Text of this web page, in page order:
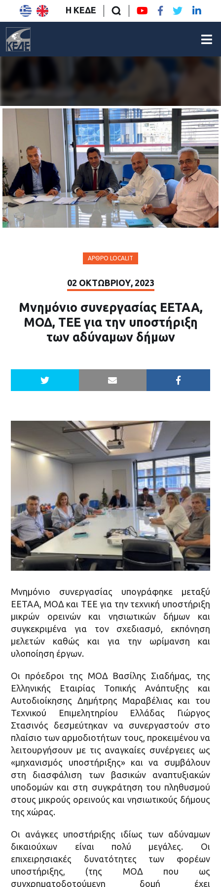
Η ΚΕΔΕ
ΆΡΘΡΟ LOCALIT
02 ΟΚΤΩΒΡΊΟΥ, 2023
Μνημόνιο συνεργασίας ΕΕΤΑΑ,
ΜΟΔ, ΤΕΕ για την υποστήριξη
των αδύναμων δήμων
Μνημόνιο συνεργασίας υπογράφηκε μεταξύ
ΕΕΤΑΑ, ΜΟΔ και ΤΕΕ για την τεχνική υποστήριξη
μικρών ορεινών και νησιωτικών δήμων και
συγκεκριμένα για τον σχεδιασμό, εκπόνηση
μελετών καθώς και για την ωρίμανση και
υλοποίηση έργων.
Οι πρόεδροι της ΜΟΔ Βασίλης Σιαδήμας, της
Ελληνικής Εταιρίας Τοπικής Ανάπτυξης και
Αυτοδιοίκησης Δημήτρης Μαραβέλιας και του
Τεχνικού Επιμελητηρίου Ελλάδας Γιώργος
Στασινός δεσμεύτηκαν να συνεργαστούν στο
πλαίσιο των αρμοδιοτήτων τους, προκειμένου να
λειτουργήσουν με τις αναγκαίες συνέργειες ως
«μηχανισμός υποστήριξης» και να συμβάλουν
στη διασφάλιση των βασικών αναπτυξιακών
υποδομών και στη συγκράτηση του πληθυσμού
στους μικρούς ορεινούς και νησιωτικούς δήμους
της χώρας.
Οι ανάγκες υποστήριξης ιδίως των αδύναμων
δικαιούχων είναι πολύ μεγάλες. Οι
επιχειρησιακές δυνατότητες των φορέων
υποστήριξης, (της ΜΟΔ που ως
συγχρηματοδοτούμενη δομή έχει